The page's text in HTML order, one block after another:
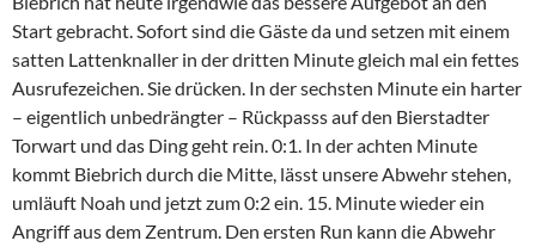
Start gebracht. Sofort sind die Gäste da und setzen mit einem
satten Lattenknaller in der dritten Minute gleich mal ein fettes
Ausrufezeichen. Sie drücken. In der sechsten Minute ein harter
– eigentlich unbedrängter – Rückpasss auf den Bierstadter
Torwart und das Ding geht rein. 0:1. In der achten Minute
kommt Biebrich durch die Mitte, lässt unsere Abwehr stehen,
umläuft Noah und jetzt zum 0:2 ein. 15. Minute wieder ein
Angriff aus dem Zentrum. Den ersten Run kann die Abwehr